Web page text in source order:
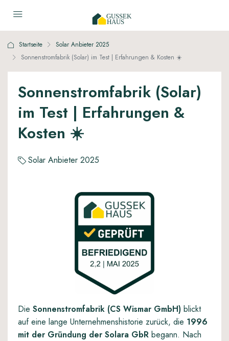
Startseite
Solar Anbieter 2025
Sonnenstromfabrik (Solar) im Test | Erfahrungen & Kosten ☀️
Sonnenstromfabrik (Solar)
im Test | Erfahrungen &
Kosten ☀️
Solar Anbieter 2025
Die Sonnenstromfabrik (CS Wismar GmbH) blickt
auf eine lange Unternehmenshistorie zurück, die 1996
mit der Gründung der Solara GbR begann. Nach